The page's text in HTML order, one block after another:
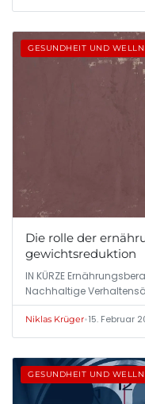
GESUNDHEIT UND
Die rolle der
gewichtsreduktion
IN KÜRZE
Nachhaltige
Niklas Krüger•15. Februar
GESUNDHEIT UND